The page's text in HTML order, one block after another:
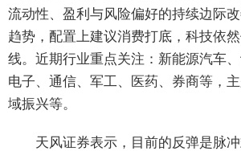
流动性、盈利与风险偏好的持续边际
趋势，配置上建议消费打底，科技依
线。近期行业重点关注：新能源汽车、
电子、通信、军工、医药、券商等，
域振兴等。
天风证券表示，目前的反弹是脉冲